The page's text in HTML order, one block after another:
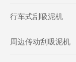
行车式刮吸泥机
周边传动刮吸泥机